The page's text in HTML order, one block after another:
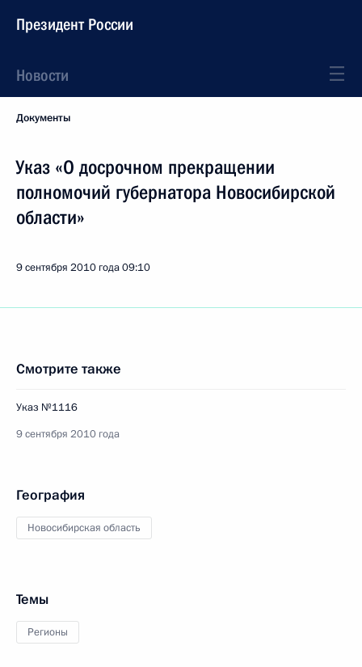
Президент России
Новости
Документы
Указ «О досрочном прекращении
полномочий губернатора Новосибирской
области»
9 сентября 2010 года09:10
Смотрите также
Указ №1116
9 сентября 2010 года
География
Новосибирская область
Темы
Регионы